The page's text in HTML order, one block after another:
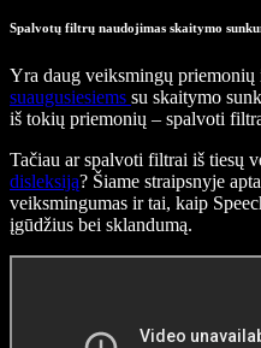
Spalvotų filtrų naudojimas skaitymo
Yra daug veiksmingų priemonių
suaugusiesiems su skaitymo
iš tokių priemonių – spalvoti
Tačiau ar spalvoti filtrai iš tiesų
disleksiją? Šiame straipsnyje
veiksmingumas ir tai, kaip
įgūdžius bei sklandumą.